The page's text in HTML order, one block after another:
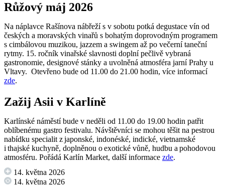
Růžový máj 2026
Na náplavce Rašínova nábřeží s v sobotu potká degustace vín od
českých a moravských vinařů s bohatým doprovodným programem
s cimbálovou muzikou, jazzem a swingem až po večerní taneční
rytmy. 15. ročník vinařské slavnosti doplní pečlivě vybraná
gastronomie, designové stánky a uvolněná atmosféra jarní Prahy u
Vltavy. Otevřeno bude od 11.00 do 21.00 hodin, více informací
zde.
Zažij Asii v Karlíně
Karlínské náměstí bude v neděli od 11.00 do 19.00 hodin patřit
oblíbenému gastro festivalu. Návštěvníci se mohou těšit na pestrou
nabídku specialit z japonské, indonéské, indické, vietnamské
i thajské kuchyně, doplněnou o exotické vůně, hudbu a pohodovou
atmosféru. Pořádá Karlín Market, další informace zde.
14. května 2026
14. května 2026